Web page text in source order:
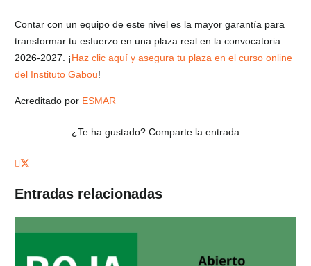
Contar con un equipo de este nivel es la mayor garantía para
transformar tu esfuerzo en una plaza real en la convocatoria
2026-2027. ¡Haz clic aquí y asegura tu plaza en el curso online
del Instituto Gabou!
Acreditado por ESMAR
¿Te ha gustado? Comparte la entrada
Entradas relacionadas